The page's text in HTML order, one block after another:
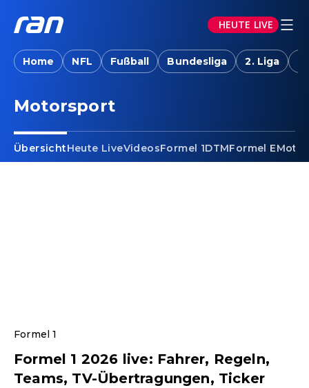
HEUTE LIVE
Home NFL Fußball Bundesliga 2. Liga
Motorsport
ÜbersichtHeute LiveVideosFormel 1DTMFormel E
Formel 1
Formel 1 2026 live: Fahrer, Regeln,
Teams, TV-Übertragungen, Ticker